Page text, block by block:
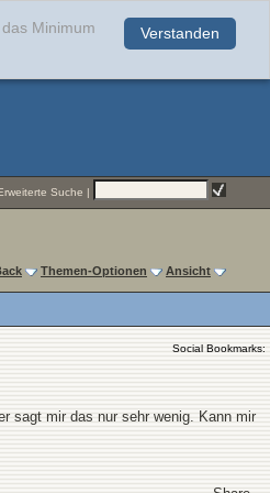
Verstanden
Minimum
Suche |
Themen-Optionen Ansicht
Social Bookmarks:
sagt mir das nur sehr wenig. Kann mir